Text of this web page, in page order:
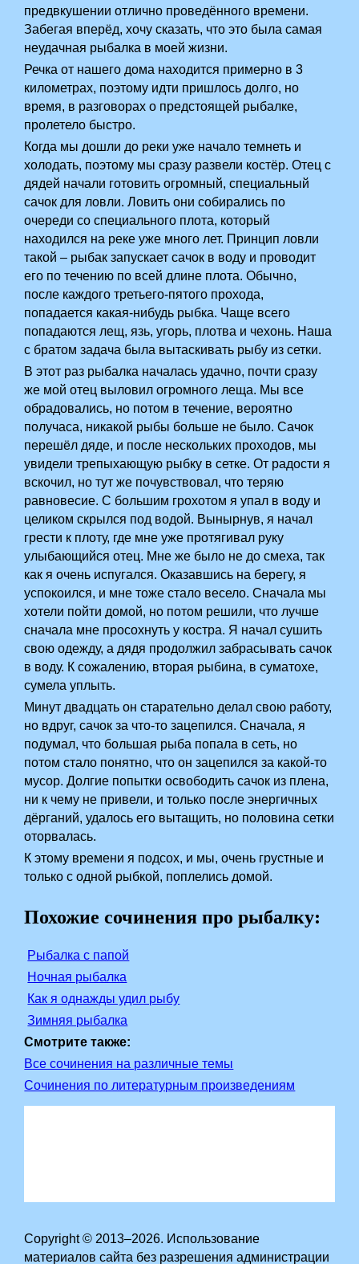
предвкушении отлично проведённого времени.
Забегая вперёд, хочу сказать, что это была самая
неудачная рыбалка в моей жизни.
Речка от нашего дома находится примерно в 3
километрах, поэтому идти пришлось долго, но
время, в разговорах о предстоящей рыбалке,
пролетело быстро.
Когда мы дошли до реки уже начало темнеть и
холодать, поэтому мы сразу развели костёр. Отец с
дядей начали готовить огромный, специальный
сачок для ловли. Ловить они собирались по
очереди со специального плота, который
находился на реке уже много лет. Принцип ловли
такой – рыбак запускает сачок в воду и проводит
его по течению по всей длине плота. Обычно,
после каждого третьего-пятого прохода,
попадается какая-нибудь рыбка. Чаще всего
попадаются лещ, язь, угорь, плотва и чехонь. Наша
с братом задача была вытаскивать рыбу из сетки.
В этот раз рыбалка началась удачно, почти сразу
же мой отец выловил огромного леща. Мы все
обрадовались, но потом в течение, вероятно
получаса, никакой рыбы больше не было. Сачок
перешёл дяде, и после нескольких проходов, мы
увидели трепыхающую рыбку в сетке. От радости я
вскочил, но тут же почувствовал, что теряю
равновесие. С большим грохотом я упал в воду и
целиком скрылся под водой. Вынырнув, я начал
грести к плоту, где мне уже протягивал руку
улыбающийся отец. Мне же было не до смеха, так
как я очень испугался. Оказавшись на берегу, я
успокоился, и мне тоже стало весело. Сначала мы
хотели пойти домой, но потом решили, что лучше
сначала мне просохнуть у костра. Я начал сушить
свою одежду, а дядя продолжил забрасывать сачок
в воду. К сожалению, вторая рыбина, в суматохе,
сумела уплыть.
Минут двадцать он старательно делал свою работу,
но вдруг, сачок за что-то зацепился. Сначала, я
подумал, что большая рыба попала в сеть, но
потом стало понятно, что он зацепился за какой-то
мусор. Долгие попытки освободить сачок из плена,
ни к чему не привели, и только после энергичных
дёрганий, удалось его вытащить, но половина сетки
оторвалась.
К этому времени я подсох, и мы, очень грустные и
только с одной рыбкой, поплелись домой.
Похожие сочинения про рыбалку:
Рыбалка с папой
Ночная рыбалка
Как я однажды удил рыбу
Зимняя рыбалка
Смотрите также:
Все сочинения на различные темы
Сочинения по литературным произведениям
Copyright © 2013–2026. Использование
материалов сайта без разрешения администрации